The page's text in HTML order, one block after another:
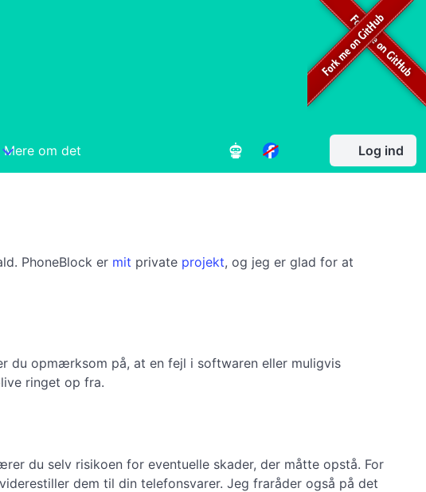
Mere om det Log ind
PhoneBlock er mit private projekt, og jeg er glad for at
du opmærksom på, at en fejl i softwaren eller muligvis
ringet op fra.
du selv risikoen for eventuelle skader, der måtte opstå. For
dem til din telefonsvarer. Jeg fraråder også på det